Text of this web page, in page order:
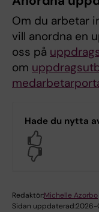
Om du arbetar
vill anordna en
oss på
om
Hade du nytta
Redaktör:Michelle Azorbo
Sidan uppdaterad: